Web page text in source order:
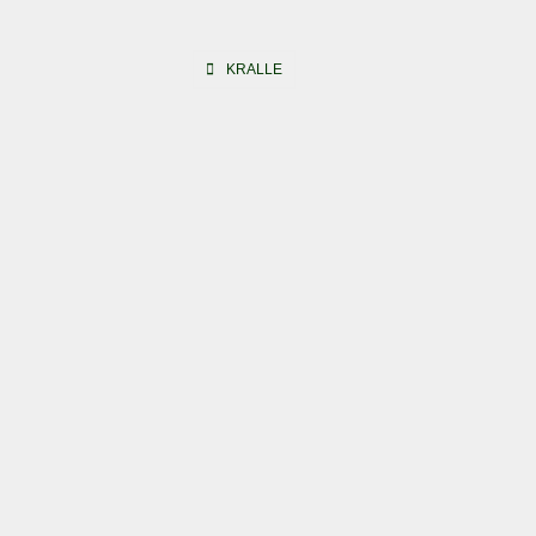
Beitragsnavigation
KRALLE